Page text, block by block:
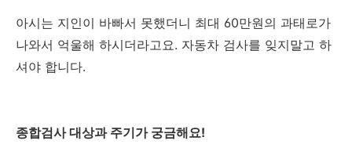
아시는 지인이 바빠서 못했더니 최대 60만원의 과태로가
나와서 억울해 하시더라고요. 자동차 검사를 잊지말고 하
셔야 합니다.
종합검사 대상과 주기가 궁금해요!